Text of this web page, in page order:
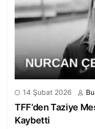
14 Şubat 2026
TFF’den Taziye
Kaybetti